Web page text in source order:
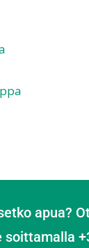
apua?
soittamalla